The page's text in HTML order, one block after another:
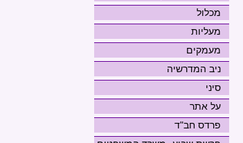
מכלול
מעליות
מעמקים
ניב המדרשיה
סיני
על אתר
פרדס חב"ד